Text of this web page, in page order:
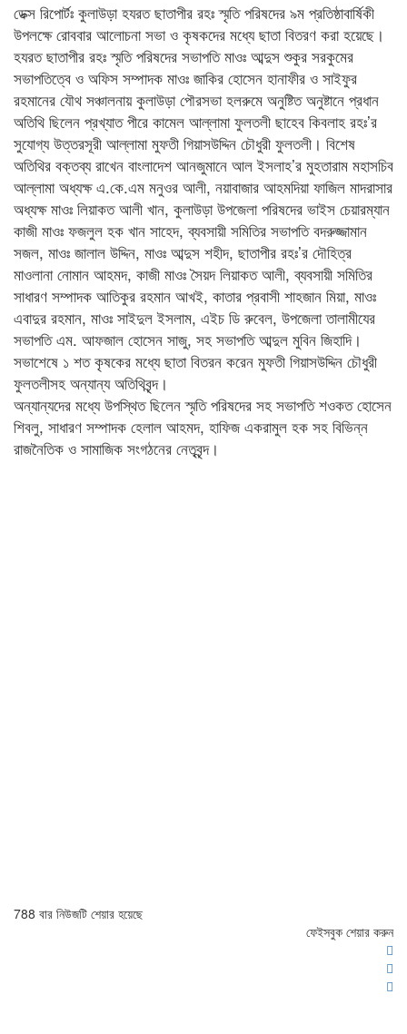
ডেক্স রিপোর্টঃ কুলাউড়া হযরত ছাতাপীর রহঃ স্মৃতি পরিষদের ৯ম প্রতিষ্ঠাবার্ষিকী
উপলক্ষে রোববার আলোচনা সভা ও কৃষকদের মধ্যে ছাতা বিতরণ করা হয়েছে।
হযরত ছাতাপীর রহঃ স্মৃতি পরিষদের সভাপতি মাওঃ আব্দুস শুকুর সরকুমের
সভাপতিত্বে ও অফিস সম্পাদক মাওঃ জাকির হোসেন হানাফীর ও সাইফুর
রহমানের যৌথ সঞ্চালনায় কুলাউড়া পৌরসভা হলরুমে অনুষ্টিত অনুষ্টানে প্রধান
অতিথি ছিলেন প্রখ্যাত পীরে কামেল আল্লামা ফুলতলী ছাহেব কিবলাহ রহঃ’র
সুযোগ্য উত্তরসূরী আল্লামা মুফতী গিয়াসউদ্দিন চৌধুরী ফুলতলী। বিশেষ
অতিথির বক্তব্য রাখেন বাংলাদেশ আনজুমানে আল ইসলাহ’র মুহতারাম মহাসচিব
আল্লামা অধ্যক্ষ এ.কে.এম মনুওর আলী, নয়াবাজার আহমদিয়া ফাজিল মাদরাসার
অধ্যক্ষ মাওঃ লিয়াকত আলী খান, কুলাউড়া উপজেলা পরিষদের ভাইস চেয়ারম্যান
কাজী মাওঃ ফজলুল হক খান সাহেদ, ব্যবসায়ী সমিতির সভাপতি বদরুজ্জামান
সজল, মাওঃ জালাল উদ্দিন, মাওঃ আব্দুস শহীদ, ছাতাপীর রহঃ’র দৌহিত্র
মাওলানা নোমান আহমদ, কাজী মাওঃ সৈয়দ লিয়াকত আলী, ব্যবসায়ী সমিতির
সাধারণ সম্পাদক আতিকুর রহমান আখই, কাতার প্রবাসী শাহজান মিয়া, মাওঃ
এবাদুর রহমান, মাওঃ সাইদুল ইসলাম, এইচ ডি রুবেল, উপজেলা তালামীযের
সভাপতি এম. আফজাল হোসেন সাজু, সহ সভাপতি আব্দুল মুবিন জিহাদি।
সভাশেষে ১ শত কৃষকের মধ্যে ছাতা বিতরন করেন মুফতী গিয়াসউদ্দিন চৌধুরী
ফুলতলীসহ অন্যান্য অতিথিবৃন্দ।
অন্যান্যদের মধ্যে উপস্থিত ছিলেন স্মৃতি পরিষদের সহ সভাপতি শওকত হোসেন
শিবলু, সাধারণ সম্পাদক হেলাল আহমদ, হাফিজ একরামুল হক সহ বিভিন্ন
রাজনৈতিক ও সামাজিক সংগঠনের নেতৃবৃন্দ।
788 বার নিউজটি শেয়ার হয়েছে
ফেইসবুক শেয়ার করুন